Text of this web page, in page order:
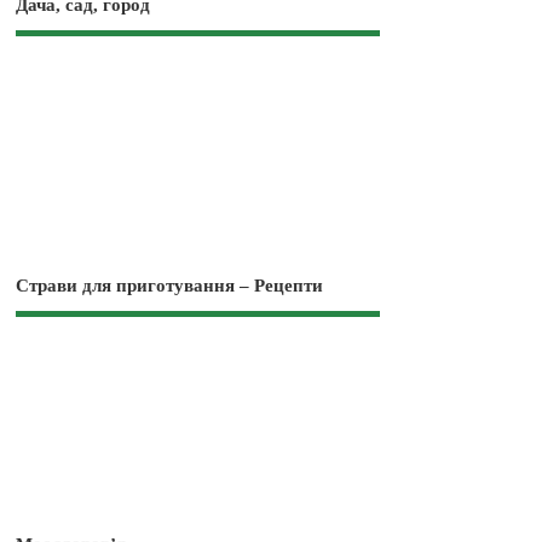
Дача, сад, город
Страви для приготування – Рецепти